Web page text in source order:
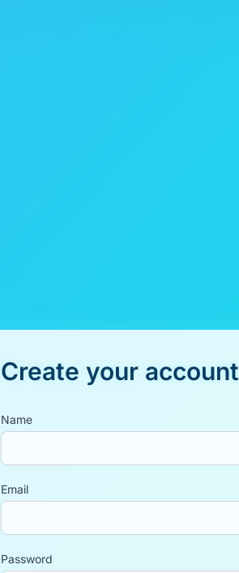
Create your account
Name
Email
Password